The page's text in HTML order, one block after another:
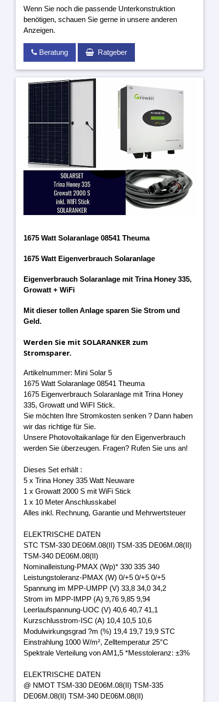
Wenn Sie noch die passende Unterkonstruktion
benötigen, schauen Sie gerne in unsere anderen
Anzeigen.
Beratung Ratgeber
1675 Watt Solaranlage 08541 Theuma
1675 Watt Eigenverbrauch Solaranlage
Eigenverbrauch Solaranlage mit Trina Honey 335,
Growatt + WiFi
Mit dieser tollen Anlage sparen Sie Strom und
Geld.
Werden Sie mit SOLARANKER zum
Stromsparer.
Artikelnummer: Mini Solar 5
1675 Watt Solaranlage 08541 Theuma
1675 Eigenverbrauch Solaranlage mit Trina Honey
335, Growatt und WiFI Stick.
Sie möchten Ihre Stromkosten senken ? Dann haben
wir das richtige für Sie.
Unsere Photovoltaikanlage für den Eigenverbrauch
werden Sie überzeugen. Fragen? Rufen Sie uns an!
Dieses Set erhält :
5 x Trina Honey 335 Watt Neuware
1 x Growatt 2000 S mit WiFi Stick
1 x 10 Meter Anschlusskabel
Alles inkl. Rechnung, Garantie und Mehrwertsteuer
ELEKTRISCHE DATEN
STC TSM-330 DE06M.08(II) TSM-335 DE06M.08(II)
TSM-340 DE06M.08(II)
Nominalleistung-PMAX (Wp)* 330 335 340
Leistungstoleranz-PMAX (W) 0/+5 0/+5 0/+5
Spannung im MPP-UMPP (V) 33,8 34,0 34,2
Strom im MPP-IMPP (A) 9,76 9,85 9,94
Leerlaufspannung-UOC (V) 40,6 40,7 41,1
Kurzschlusstrom-ISC (A) 10,4 10,5 10,6
Modulwirkungsgrad ?m (%) 19,4 19,7 19,9 STC
Einstrahlung 1000 W/m², Zelltemperatur 25°C
Spektrale Verteilung von AM1,5 *Messtoleranz: ±3%
ELEKTRISCHE DATEN
@ NMOT TSM-330 DE06M.08(II) TSM-335
DE06M.08(II) TSM-340 DE06M.08(II)